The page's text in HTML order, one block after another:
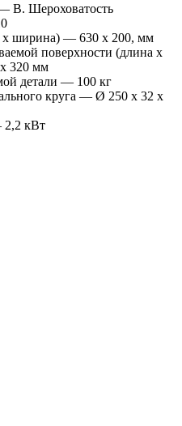
В. Шероховатость
х ширина) — 630 х 200, мм
поверхности (длина х
320 мм
детали — 100 кг
круга — Ø 250 х 32 х
2,2 кВт